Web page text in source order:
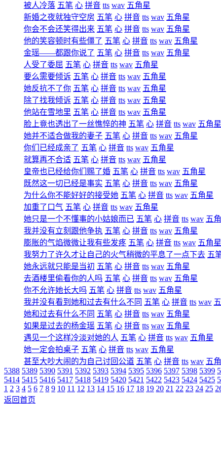
被人冷落 五笔 心 拼音 tts wav 五角星
新婚之夜就独守空房 五笔 心 拼音 tts wav 五角星
你会不会还笑得出来 五笔 心 拼音 tts wav 五角星
他的笑容顿时有些僵了 五笔 心 拼音 tts wav 五角星
金瑶――都跟你说了 五笔 心 拼音 tts wav 五角星
人受了委屈 五笔 心 拼音 tts wav 五角星
要么需要倾诉 五笔 心 拼音 tts wav 五角星
她反抗不了你 五笔 心 拼音 tts wav 五角星
除了找我倾诉 五笔 心 拼音 tts wav 五角星
他站在雪地里 五笔 心 拼音 tts wav 五角星
脸上竟也透出了一丝憔悴的神 五笔 心 拼音 tts wav 五角星
她并不适合做我的妻子 五笔 心 拼音 tts wav 五角星
你们已经成亲了 五笔 心 拼音 tts wav 五角星
就算再不合适 五笔 心 拼音 tts wav 五角星
皇帝也已经给你们赐了婚 五笔 心 拼音 tts wav 五角星
既然这一切已经是事实 五笔 心 拼音 tts wav 五角星
为什么你不能好好的接受她 五笔 心 拼音 tts wav 五角星
加重了口气 五笔 心 拼音 tts wav 五角星
她只是一个不懂事的小姑娘而已 五笔 心 拼音 tts wav 五
我并没有立刻跟他争执 五笔 心 拼音 tts wav 五角星
膨胀的气焰微微让我有些发疼 五笔 心 拼音 tts wav 五角星
我努力了许久才让自己的火气稍微的平息了一点下去 五
她永远就只能是当初 五笔 心 拼音 tts wav 五角星
去酒楼里偷看你的人吗 五笔 心 拼音 tts wav 五角星
你不允许她长大吗 五笔 心 拼音 tts wav 五角星
我并没有看到她和过去有什么不同 五笔 心 拼音 tts wav
她和过去有什么不同 五笔 心 拼音 tts wav 五角星
如果是过去的杨金瑶 五笔 心 拼音 tts wav 五角星
遇见一个这样冷淡对她的人 五笔 心 拼音 tts wav 五角星
她一定会拍桌子 五笔 心 拼音 tts wav 五角星
甚至大吵大闹的为自己讨回公道 五笔 心 拼音 tts wav 五
5388 5389 5390 5391 5392 5393 5394 5395 5396 5397 5398 5399
5414 5415 5416 5417 5418 5419 5420 5421 5422 5423 5424 5425
1 2 3 4 5 6 7 8 9 10 11 12 13 14 15 16 17 18 19 20 21 22 23 24 25
返回首页